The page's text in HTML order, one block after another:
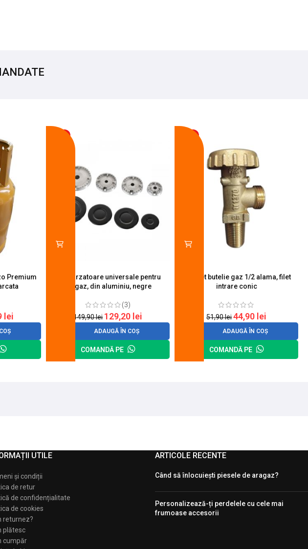
Premium
lei
Set 4 arzatoare universale pentru
aragaz, din aluminiu, negre
(3)
149,90lei 129,20 lei
ADAUGĂ ÎN COȘ
COMANDĂ PE
Robinet butelie gaz 1/2 alama, filet
intrare conic
51,90lei44,90 lei
ADAUGĂ ÎN COȘ
COMANDĂ PE
UTILE
și condiții
de retur
de confidențialitate
de cookies
returnez?
plătesc
cumpăr
ARTICOLE RECENTE
Când să înlocuiești piesele de aragaz?
Personalizează-ți perdelele cu cele mai
frumoase accesorii